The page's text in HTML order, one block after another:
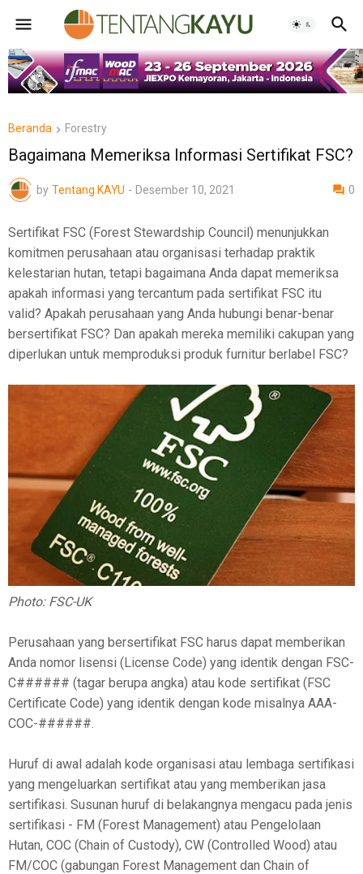
Beranda Forestry
Bagaimana Memeriksa Informasi Sertifikat FSC?
by Tentang KAYU - Desember 10, 2021 0
Sertifikat FSC (Forest Stewardship Council) menunjukkan
komitmen perusahaan atau organisasi terhadap praktik
kelestarian hutan, tetapi bagaimana Anda dapat memeriksa
apakah informasi yang tercantum pada sertifikat FSC itu
valid? Apakah perusahaan yang Anda hubungi benar-benar
bersertifikat FSC? Dan apakah mereka memiliki cakupan yang
diperlukan untuk memproduksi produk furnitur berlabel FSC?
Photo: FSC-UK
Perusahaan yang bersertifikat FSC harus dapat memberikan
Anda nomor lisensi (License Code) yang identik dengan FSC-
C###### (tagar berupa angka) atau kode sertifikat (FSC
Certificate Code) yang identik dengan kode misalnya AAA-
COC-######.
Huruf di awal adalah kode organisasi atau lembaga sertifikasi
yang mengeluarkan sertifikat atau yang memberikan jasa
sertifikasi. Susunan huruf di belakangnya mengacu pada jenis
sertifikasi - FM (Forest Management) atau Pengelolaan
Hutan, COC (Chain of Custody), CW (Controlled Wood) atau
FM/COC (gabungan Forest Management dan Chain of